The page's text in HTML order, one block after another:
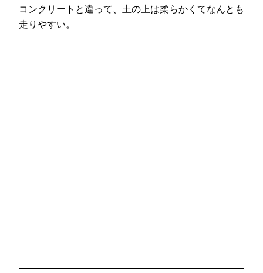
コンクリートと違って、土の上は柔らかくてなんとも
走りやすい。